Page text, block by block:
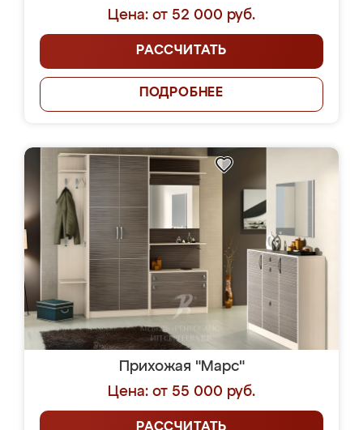
Цена: от 52 000 руб.
РАССЧИТАТЬ
ПОДРОБНЕЕ
Прихожая "Марс"
Цена: от 55 000 руб.